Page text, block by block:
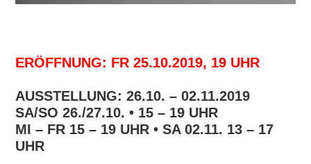
ERÖFFNUNG: FR 25.10.2019, 19 UHR
AUSSTELLUNG: 26.10. – 02.11.2019
SA/SO 26./27.10. • 15 – 19 UHR
MI – FR 15 – 19 UHR • SA 02.11. 13 – 17
UHR